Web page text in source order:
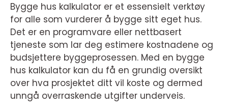
Bygge hus kalkulator er et essensielt verktøy
for alle som vurderer å bygge sitt eget hus.
Det er en programvare eller nettbasert
tjeneste som lar deg estimere kostnadene og
budsjettere byggeprosessen. Med en bygge
hus kalkulator kan du få en grundig oversikt
over hva prosjektet ditt vil koste og dermed
unngå overraskende utgifter underveis.